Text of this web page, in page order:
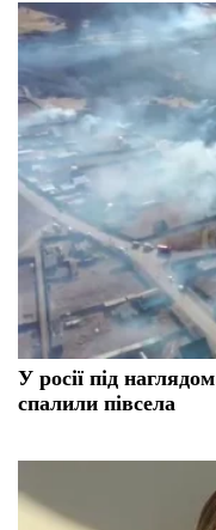
У росії під
спалили півсела